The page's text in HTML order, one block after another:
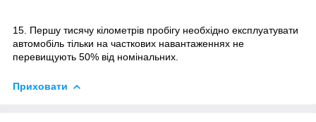
15. Першу тисячу кілометрів пробігу необхідно експлуатувати
автомобіль тільки на часткових навантаженнях не
перевищують 50% від номінальних.
Приховати